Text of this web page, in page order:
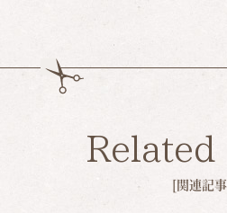
Related
[関連記